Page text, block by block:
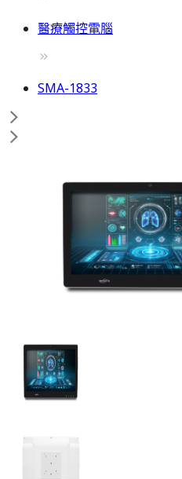
醫療觸控電腦
SMA-1833